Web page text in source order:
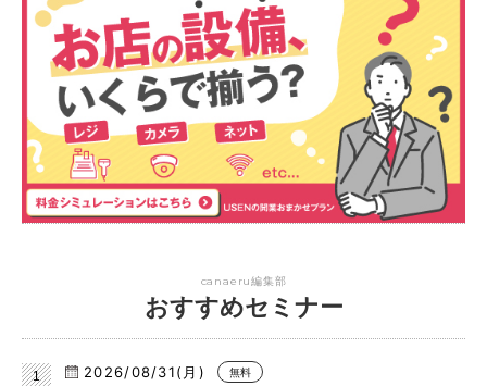
canaeru編集部
おすすめセミナー
2026/08/31(月) 無料